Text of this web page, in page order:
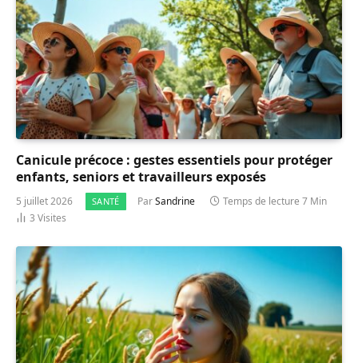
Canicule précoce : gestes essentiels pour protéger
enfants, seniors et travailleurs exposés
5 juillet 2026 SANTÉ ParSandrine
Temps de lecture 7 Min
3 Visites